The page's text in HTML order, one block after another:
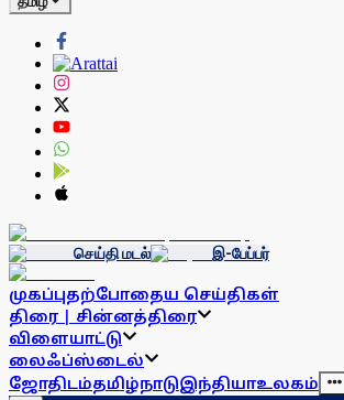
செய்தி மடல் இ-பேப்பர்
முகப்புதற்போதைய செய்திகள்
திரை | சின்னத்திரை
விளையாட்டு
லைஃப்ஸ்டைல்
ஜோதிடம்தமிழ்நாடுஇந்தியாஉலகம்